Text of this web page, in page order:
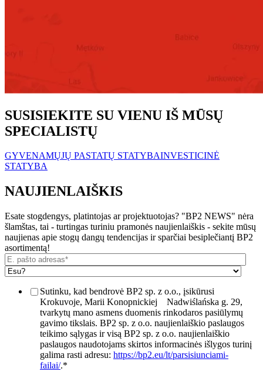
SUSISIEKITE SU VIENU IŠ MŪSŲ
SPECIALISTŲ
GYVENAMŲJŲ PASTATŲ STATYBAINVESTICINĖ
STATYBA
NAUJIENLAIŠKIS
Esate stogdengys, platintojas ar projektuotojas? "BP2 NEWS" nėra
šlamštas, tai - turtingas turiniu pramonės naujienlaiškis - sekite mūsų
naujienas apie stogų dangų tendencijas ir sparčiai besiplečiantį BP2
asortimentą!
Sutinku, kad bendrovė BP2 sp. z o.o., įsikūrusi
Krokuvoje, Marii Konopnickiej
Nadwiślańska g. 29,
tvarkytų mano asmens duomenis rinkodaros pasiūlymų
gavimo tikslais. BP2 sp. z o.o. naujienlaiškio paslaugos
teikimo sąlygas ir visą BP2 sp. z o.o. naujienlaiškio
paslaugos naudotojams skirtos informacinės išlygos turinį
galima rasti adresu: https://bp2.eu/lt/parsisiunciami-
failai/.*